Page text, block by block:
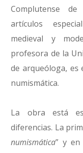
Complutense
artículos
medieval y
profesora de la
de arqueóloga, es
numismática.
La obra está
diferencias. La
numismática” y